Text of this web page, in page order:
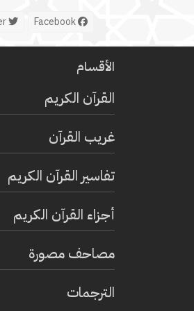
Facebook
Twitter
الأقسام
القرآن الكريم
غريب القرآن
تفاسير القرآن الكريم
أجزاء القرآن الكريم
مصاحف مصورة
الترجمات